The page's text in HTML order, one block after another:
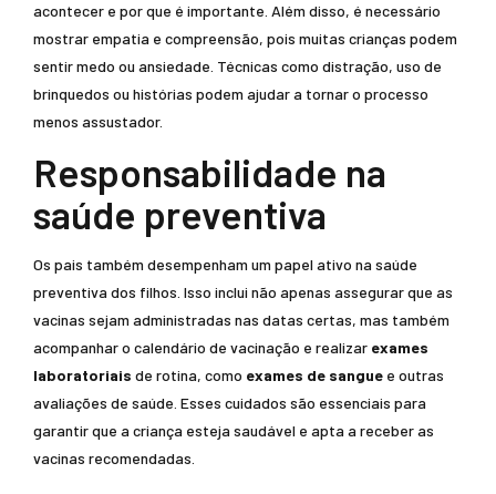
acontecer e por que é importante. Além disso, é necessário
mostrar empatia e compreensão, pois muitas crianças podem
sentir medo ou ansiedade. Técnicas como distração, uso de
brinquedos ou histórias podem ajudar a tornar o processo
menos assustador.
Responsabilidade na
saúde preventiva
Os pais também desempenham um papel ativo na saúde
preventiva dos filhos. Isso inclui não apenas assegurar que as
vacinas sejam administradas nas datas certas, mas também
acompanhar o calendário de vacinação e realizar exames
laboratoriais de rotina, como exames de sangue e outras
avaliações de saúde. Esses cuidados são essenciais para
garantir que a criança esteja saudável e apta a receber as
vacinas recomendadas.